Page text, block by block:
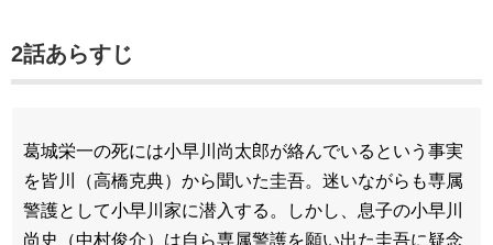
2話あらすじ
葛城栄一の死には小早川尚太郎が絡んでいるという事実
を皆川（高橋克典）から聞いた圭吾。迷いながらも専属
警護として小早川家に潜入する。しかし、息子の小早川
尚史（中村俊介）は自ら専属警護を願い出た圭吾に疑念